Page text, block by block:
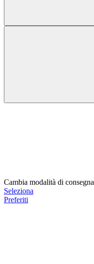
Cambia modalità di consegna
Seleziona
Preferiti